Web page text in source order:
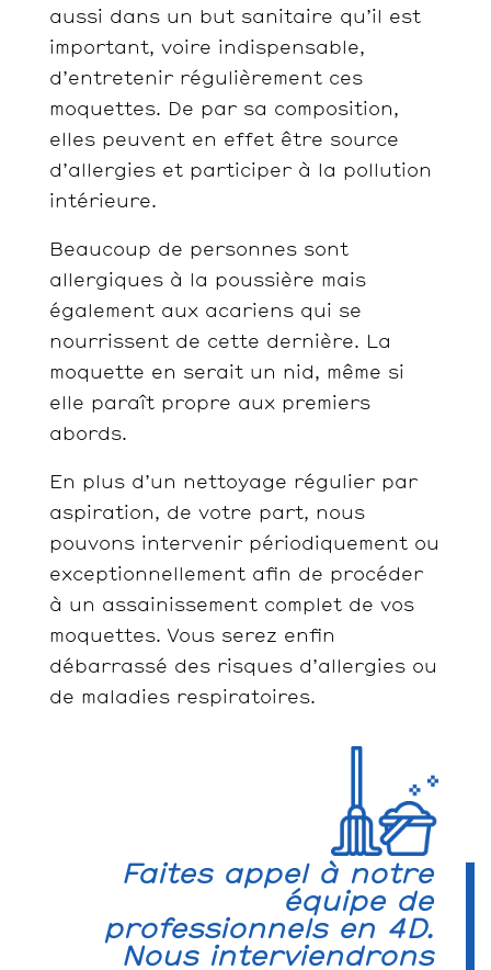
aussi dans un but sanitaire qu’il est
important, voire indispensable,
d’entretenir régulièrement ces
moquettes. De par sa composition,
elles peuvent en effet être source
d’allergies et participer à la pollution
intérieure.
Beaucoup de personnes sont
allergiques à la poussière mais
également aux acariens qui se
nourrissent de cette dernière. La
moquette en serait un nid, même si
elle paraît propre aux premiers
abords.
En plus d’un nettoyage régulier par
aspiration, de votre part, nous
pouvons intervenir périodiquement ou
exceptionnellement afin de procéder
à un assainissement complet de vos
moquettes. Vous serez enfin
débarrassé des risques d’allergies ou
de maladies respiratoires.
Faites appel à notre
équipe de
professionnels en 4D.
Nous interviendrons